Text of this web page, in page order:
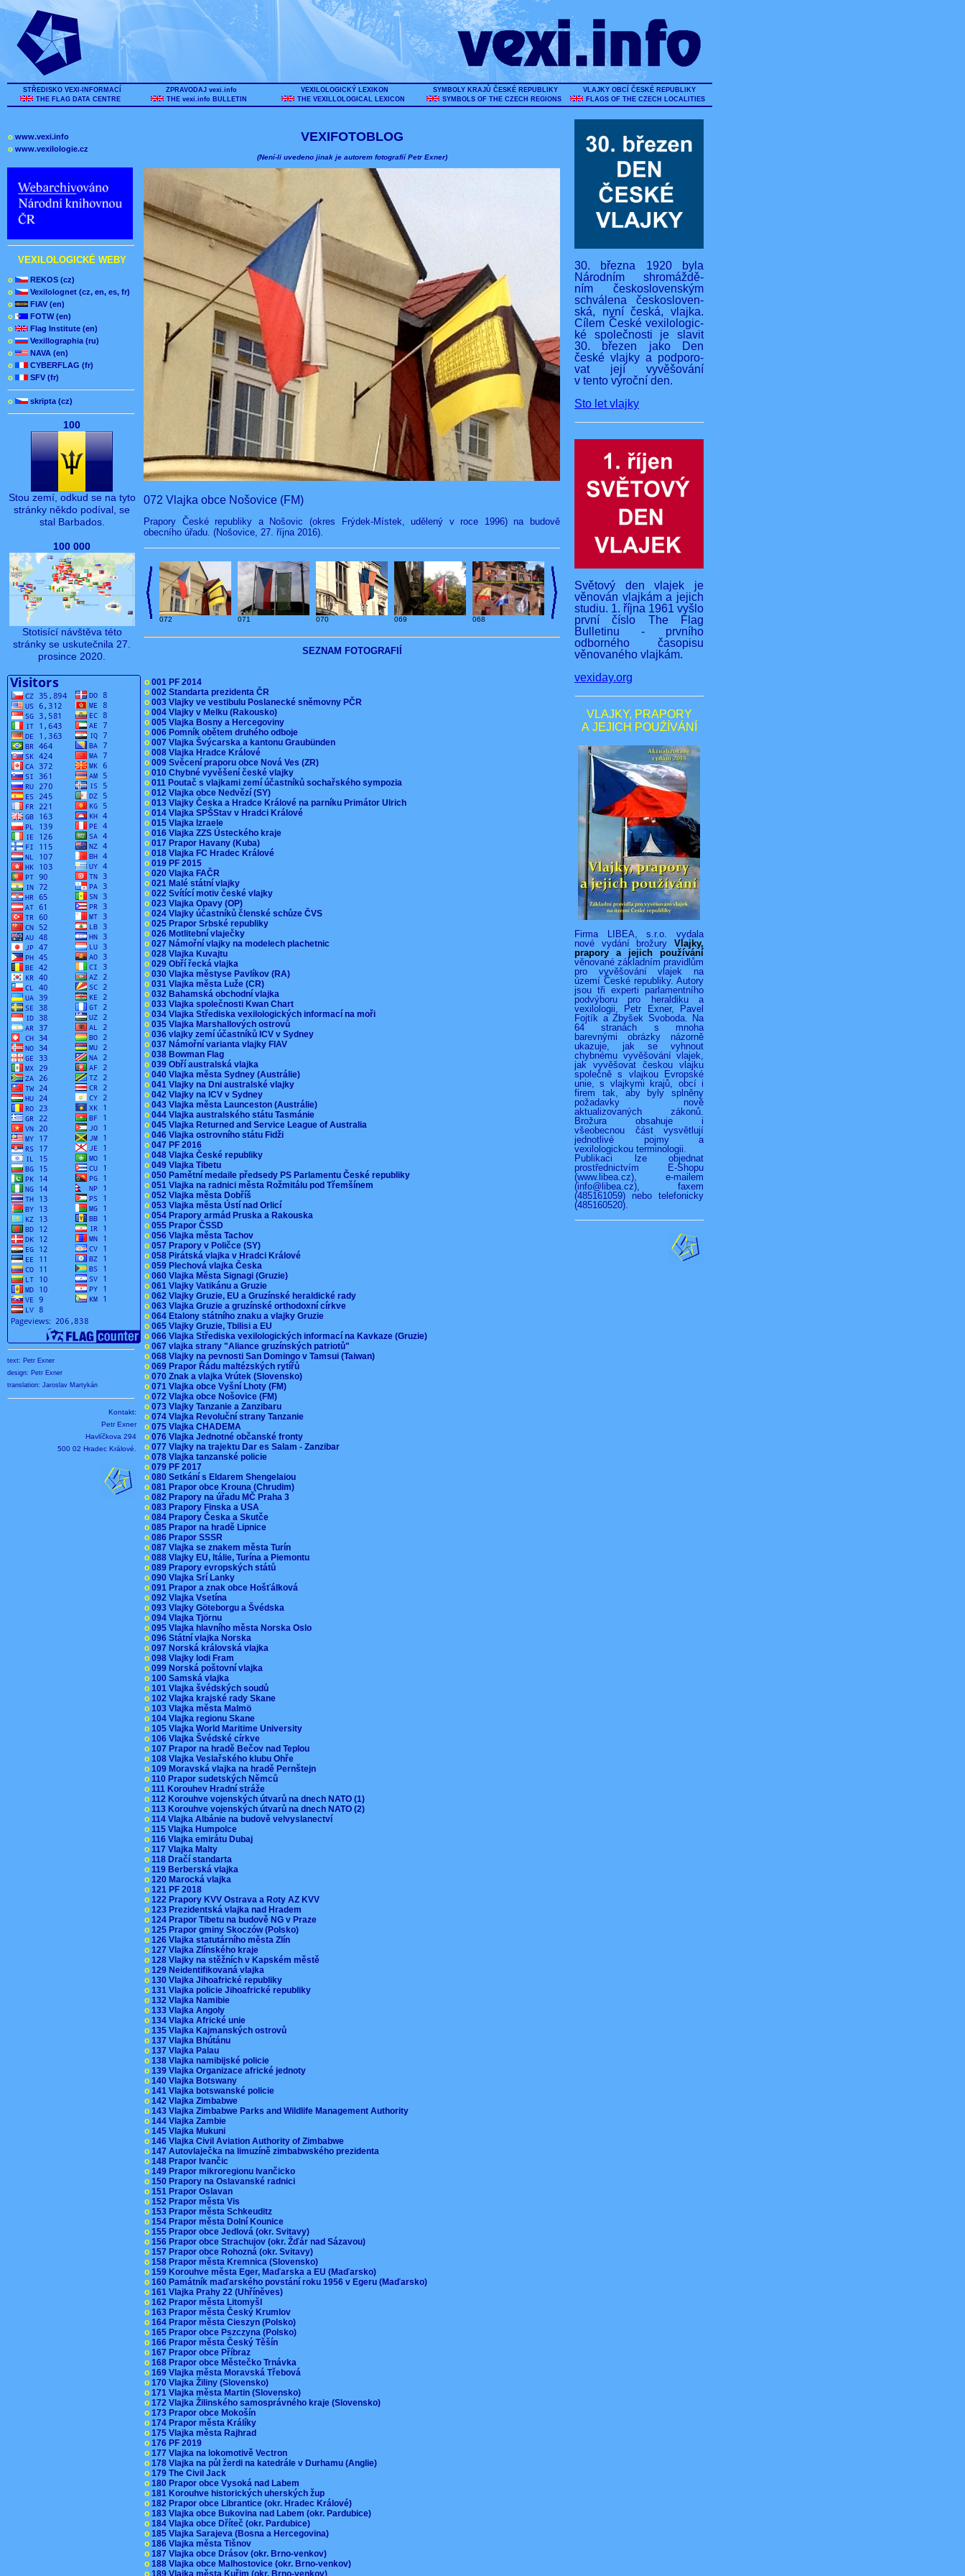
STŘEDISKO VEXI-INFORMACÍ
THE FLAG DATA CENTRE
ZPRAVODAJ vexi.info
THE vexi.info BULLETIN
VEXILOLOGICKÝ LEXIKON
THE VEXILLOLOGICAL LEXICON
SYMBOLY KRAJŮ ČESKÉ REPUBLIKY
SYMBOLS OF THE CZECH REGIONS
VLAJKY OBCÍ ČESKÉ REPUBLIKY
FLAGS OF THE CZECH LOCALITIES
o www.vexi.info
o www.vexilologie.cz
VEXILOLOGICKÉ WEBY
o
REKOS (cz)
o
Vexilolognet (cz, en, es, fr)
o
FIAV (en)
o
FOTW (en)
o
Flag Institute (en)
o
Vexillographia (ru)
o
NAVA (en)
o
CYBERFLAG (fr)
o
SFV (fr)
o skripta (cz)
100
Stou zemí, odkud se na tyto
stránky někdo podíval, se
stal Barbados.
100 000
Stotisící návštěva této
stránky se uskutečnila 27.
prosince 2020.
text: Petr Exner
design: Petr Exner
translation: Jaroslav Martykán
Kontakt:
Petr Exner
Havlíčkova 294
500 02 Hradec Králové.
VEXIFOTOBLOG
(Není-li uvedeno jinak je autorem fotografií Petr Exner)
072 Vlajka obce Nošovice (FM)
Prapory České republiky a Nošovic (okres Frýdek-Místek, udělený v roce 1996) na budově
obecního úřadu. (Nošovice, 27. října 2016).
072 071 070 069 068
SEZNAM FOTOGRAFIÍ
o 001 PF 2014
o 002 Standarta prezidenta ČR
o 003 Vlajky ve vestibulu Poslanecké sněmovny PČR
o 004 Vlajky v Melku (Rakousko)
o 005 Vlajka Bosny a Hercegoviny
o 006 Pomník obětem druhého odboje
o 007 Vlajka Švýcarska a kantonu Graubünden
o 008 Vlajka Hradce Králové
o 009 Svěcení praporu obce Nová Ves (ZR)
o 010 Chybné vyvěšení české vlajky
o 011 Poutač s vlajkami zemí účastníků sochařského sympozia
o 012 Vlajka obce Nedvězí (SY)
o 013 Vlajky Česka a Hradce Králové na parníku Primátor Ulrich
o 014 Vlajka SPŠStav v Hradci Králové
o 015 Vlajka Izraele
o 016 Vlajka ZZS Ústeckého kraje
o 017 Prapor Havany (Kuba)
o 018 Vlajka FC Hradec Králové
o 019 PF 2015
o 020 Vlajka FAČR
o 021 Malé státní vlajky
o 022 Svítící motiv české vlajky
o 023 Vlajka Opavy (OP)
o 024 Vlajky účastníků členské schůze ČVS
o 025 Prapor Srbské republiky
o 026 Motlitební vlaječky
o 027 Námořní vlajky na modelech plachetnic
o 028 Vlajka Kuvajtu
o 029 Obří řecká vlajka
o 030 Vlajka městyse Pavlíkov (RA)
o 031 Vlajka města Luže (CR)
o 032 Bahamská obchodní vlajka
o 033 Vlajka společnosti Kwan Chart
o 034 Vlajka Střediska vexilologických informací na moři
o 035 Vlajka Marshallových ostrovů
o 036 vlajky zemí účastníků ICV v Sydney
o 037 Námořní varianta vlajky FIAV
o 038 Bowman Flag
o 039 Obří australská vlajka
o 040 Vlajka města Sydney (Austrálie)
o 041 Vlajky na Dni australské vlajky
o 042 Vlajky na ICV v Sydney
o 043 Vlajka města Launceston (Austrálie)
o 044 Vlajka australského státu Tasmánie
o 045 Vlajka Returned and Service League of Australia
o 046 Vlajka ostrovního státu Fidži
o 047 PF 2016
o 048 Vlajka České republiky
o 049 Vlajka Tibetu
o 050 Pamětní medaile předsedy PS Parlamentu České republiky
o 051 Vlajka na radnici města Rožmitálu pod Třemšínem
o 052 Vlajka města Dobříš
o 053 Vlajka města Ústí nad Orlicí
o 054 Prapory armád Pruska a Rakouska
o 055 Prapor ČSSD
o 056 Vlajka města Tachov
o 057 Prapory v Poličce (SY)
o 058 Pirátská vlajka v Hradci Králové
o 059 Plechová vlajka Česka
o 060 Vlajka Města Signagi (Gruzie)
o 061 Vlajky Vatikánu a Gruzie
o 062 Vlajky Gruzie, EU a Gruzínské heraldické rady
o 063 Vlajka Gruzie a gruzínské orthodoxní církve
o 064 Etalony státního znaku a vlajky Gruzie
o 065 Vlajky Gruzie, Tbilisi a EU
o 066 Vlajka Střediska vexilologických informací na Kavkaze (Gruzie)
o 067 vlajka strany "Aliance gruzínských patriotů"
o 068 Vlajky na pevnosti San Domingo v Tamsui (Taiwan)
o 069 Prapor Řádu maltézských rytířů
o 070 Znak a vlajka Vrútek (Slovensko)
o 071 Vlajka obce Vyšní Lhoty (FM)
o 072 Vlajka obce Nošovice (FM)
o 073 Vlajky Tanzanie a Zanzibaru
o 074 Vlajka Revoluční strany Tanzanie
o 075 Vlajka CHADEMA
o 076 Vlajka Jednotné občanské fronty
o 077 Vlajky na trajektu Dar es Salam - Zanzibar
o 078 Vlajka tanzanské policie
o 079 PF 2017
o 080 Setkání s Eldarem Shengelaiou
o 081 Prapor obce Krouna (Chrudim)
o 082 Prapory na úřadu MČ Praha 3
o 083 Prapory Finska a USA
o 084 Prapory Česka a Skutče
o 085 Prapor na hradě Lipnice
o 086 Prapor SSSR
o 087 Vlajka se znakem města Turín
o 088 Vlajky EU, Itálie, Turína a Piemontu
o 089 Prapory evropských států
o 090 Vlajka Srí Lanky
o 091 Prapor a znak obce Hošťálková
o 092 Vlajka Vsetína
o 093 Vlajky Göteborgu a Švédska
o 094 Vlajka Tjörnu
o 095 Vlajka hlavního města Norska Oslo
o 096 Státní vlajka Norska
o 097 Norská královská vlajka
o 098 Vlajky lodi Fram
o 099 Norská poštovní vlajka
o 100 Samská vlajka
o 101 Vlajka švédských soudů
o 102 Vlajka krajské rady Skane
o 103 Vlajka města Malmö
o 104 Vlajka regionu Skane
o 105 Vlajka World Maritime University
o 106 Vlajka Švédské církve
o 107 Prapor na hradě Bečov nad Teplou
o 108 Vlajka Veslařského klubu Ohře
o 109 Moravská vlajka na hradě Pernštejn
o 110 Prapor sudetských Němců
o 111 Korouhev Hradní stráže
o 112 Korouhve vojenských útvarů na dnech NATO (1)
o 113 Korouhve vojenských útvarů na dnech NATO (2)
o 114 Vlajka Albánie na budově velvyslanectví
o 115 Vlajka Humpolce
o 116 Vlajka emirátu Dubaj
o 117 Vlajka Malty
o 118 Dračí standarta
o 119 Berberská vlajka
o 120 Marocká vlajka
o 121 PF 2018
o 122 Prapory KVV Ostrava a Roty AZ KVV
o 123 Prezidentská vlajka nad Hradem
o 124 Prapor Tibetu na budově NG v Praze
o 125 Prapor gminy Skoczów (Polsko)
o 126 Vlajka statutárního města Zlín
o 127 Vlajka Zlínského kraje
o 128 Vlajky na stěžních v Kapském městě
o 129 Neidentifikovaná vlajka
o 130 Vlajka Jihoafrické republiky
o 131 Vlajka policie Jihoafrické republiky
o 132 Vlajka Namibie
o 133 Vlajka Angoly
o 134 Vlajka Africké unie
o 135 Vlajka Kajmanských ostrovů
o 137 Vlajka Bhútánu
o 137 Vlajka Palau
o 138 Vlajka namibijské policie
o 139 Vlajka Organizace africké jednoty
o 140 Vlajka Botswany
o 141 Vlajka botswanské policie
o 142 Vlajka Zimbabwe
o 143 Vlajka Zimbabwe Parks and Wildlife Management Authority
o 144 Vlajka Zambie
o 145 Vlajka Mukuni
o 146 Vlajka Civil Aviation Authority of Zimbabwe
o 147 Autovlaječka na limuzíně zimbabwského prezidenta
o 148 Prapor Ivančic
o 149 Prapor mikroregionu Ivančicko
o 150 Prapory na Oslavanské radnici
o 151 Prapor Oslavan
o 152 Prapor města Vis
o 153 Prapor města Schkeuditz
o 154 Prapor města Dolní Kounice
o 155 Prapor obce Jedlová (okr. Svitavy)
o 156 Prapor obce Strachujov (okr. Žďár nad Sázavou)
o 157 Prapor obce Rohozná (okr. Svitavy)
o 158 Prapor města Kremnica (Slovensko)
o 159 Korouhve města Eger, Maďarska a EU (Maďarsko)
o 160 Památník maďarského povstání roku 1956 v Egeru (Maďarsko)
o 161 Vlajka Prahy 22 (Uhříněves)
o 162 Prapor města Litomyšl
o 163 Prapor města Český Krumlov
o 164 Prapor města Cieszyn (Polsko)
o 165 Prapor obce Pszczyna (Polsko)
o 166 Prapor města Český Těšín
o 167 Prapor obce Příbraz
o 168 Prapor obce Městečko Trnávka
o 169 Vlajka města Moravská Třebová
o 170 Vlajka Žiliny (Slovensko)
o 171 Vlajka města Martin (Slovensko)
o 172 Vlajka Žilinského samosprávného kraje (Slovensko)
o 173 Prapor obce Mokošín
o 174 Prapor města Králíky
o 175 Vlajka města Rajhrad
o 176 PF 2019
o 177 Vlajka na lokomotivě Vectron
o 178 Vlajka na půl žerdi na katedrále v Durhamu (Anglie)
o 179 The Civil Jack
o 180 Prapor obce Vysoká nad Labem
o 181 Korouhve historických uherských žup
o 182 Prapor obce Librantice (okr. Hradec Králové)
o 183 Vlajka obce Bukovina nad Labem (okr. Pardubice)
o 184 Vlajka obce Dříteč (okr. Pardubice)
o 185 Vlajka Sarajeva (Bosna a Hercegovina)
o 186 Vlajka města Tišnov
o 187 Vlajka obce Drásov (okr. Brno-venkov)
o 188 Vlajka obce Malhostovice (okr. Brno-venkov)
o 189 Vlajka města Kuřim (okr. Brno-venkov)
30. března 1920 byla
Národním shromáždě-
ním československým
schválena českosloven-
ská, nyní česká, vlajka.
Cílem České vexilologic-
ké společnosti je slavit
30. březen jako Den
české vlajky a podporo-
vat její vyvěšování
v tento výroční den.
Sto let vlajky
Světový den vlajek je
věnován vlajkám a jejich
studiu. 1. října 1961 vyšlo
první číslo The Flag
Bulletinu - prvního
odborného časopisu
věnovaného vlajkám.
vexiday.org
VLAJKY, PRAPORY
A JEJICH POUŹÍVÁNÍ
Firma LIBEA, s.r.o. vydala
nové vydání brožury Vlajky,
prapory a jejich používání
věnované základním pravidlům
pro vyvěšování vlajek na
území České republiky. Autory
jsou tři experti parlamentního
podvýboru pro heraldiku a
vexilologii, Petr Exner, Pavel
Fojtík a Zbyšek Svoboda. Na
64 stranách s mnoha
barevnými obrázky názorně
ukazuje, jak se vyhnout
chybnému vyvěšování vlajek,
jak vyvěšovat českou vlajku
společně s vlajkou Evropské
unie, s vlajkymi krajů, obcí i
firem tak, aby byly splněny
požadavky nově
aktualizovaných zákonů.
Brožura obsahuje i
všeobecnou část vysvětlují
jednotlivé pojmy a
vexilologickou terminologii.
Publikaci lze objednat
prostřednictvím E-Shopu
(www.libea.cz), e-mailem
(info@libea.cz), faxem
(485161059) nebo telefonicky
(485160520).